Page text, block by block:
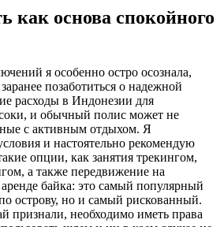
как основа спокойного
я особенно остро осознала,
позаботиться о надежной
расходы в Индонезии для
и обычный полис может не
с активным отдыхом. Я
и настоятельно рекомендую
опции, как занятия трекингом,
а также передвижение на
байка: это самый популярный
острову, но и самый рискованный.
признали, необходимо иметь права